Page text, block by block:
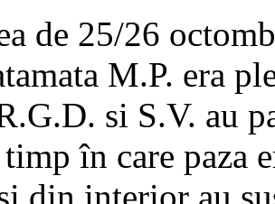
de 25/26
M.P. era
si S.V. au
timp în care paza